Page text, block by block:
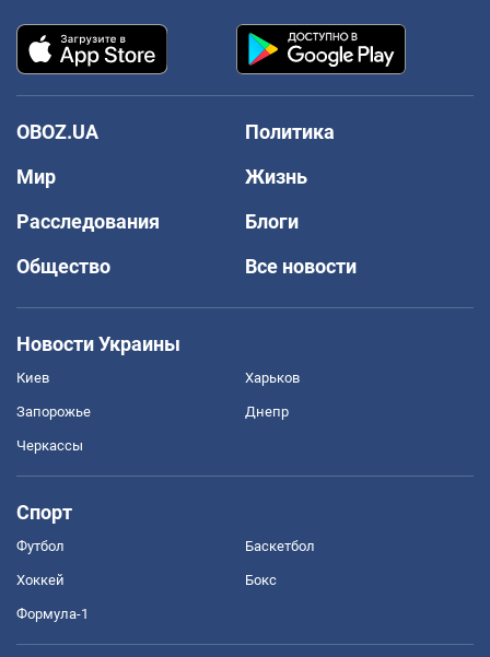
OBOZ.UA
Политика
Мир
Жизнь
Расследования
Блоги
Общество
Все новости
Новости Украины
Киев Харьков
Запорожье Днепр
Черкассы
Спорт
Футбол Баскетбол
Хоккей Бокс
Формула-1